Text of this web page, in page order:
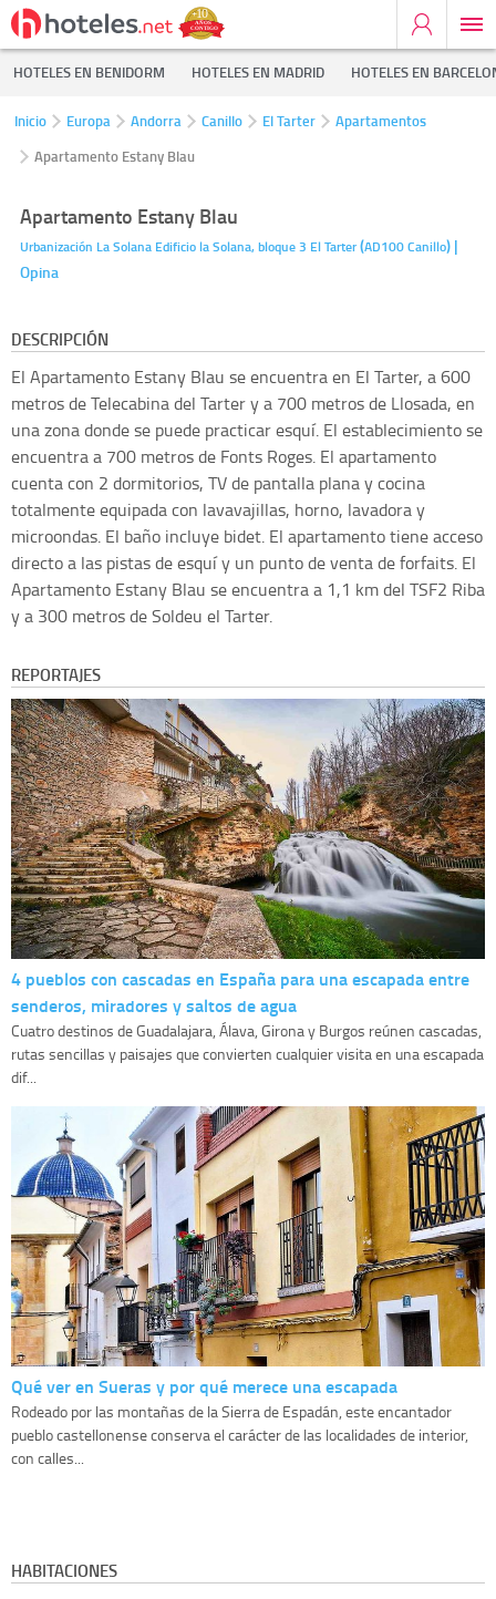
HOTELES EN BENIDORM HOTELES EN MADRID HOTELES EN
Inicio Europa Andorra Canillo El Tarter
Apartamentos
Apartamento Estany Blau
Apartamento Estany Blau
Urbanización La Solana Edificio la Solana, bloque 3 El Tarter(AD100Canillo) |
Opina
DESCRIPCIÓN
El Apartamento Estany Blau se encuentra en El Tarter, a 600
metros de Telecabina del Tarter y a 700 metros de Llosada, en
una zona donde se puede practicar esquí. El establecimiento se
encuentra a 700 metros de Fonts Roges. El apartamento
cuenta con 2 dormitorios, TV de pantalla plana y cocina
totalmente equipada con lavavajillas, horno, lavadora y
microondas. El baño incluye bidet. El apartamento tiene acceso
directo a las pistas de esquí y un punto de venta de forfaits. El
Apartamento Estany Blau se encuentra a 1,1 km del TSF2 Riba
y a 300 metros de Soldeu el Tarter.
REPORTAJES
4 pueblos con cascadas en España para una escapada entre
senderos, miradores y saltos de agua
Cuatro destinos de Guadalajara, Álava, Girona y Burgos reúnen cascadas,
rutas sencillas y paisajes que convierten cualquier visita en una escapada
dif...
Qué ver en Sueras y por qué merece una escapada
Rodeado por las montañas de la Sierra de Espadán, este encantador
pueblo castellonense conserva el carácter de las localidades de interior,
con calles...
HABITACIONES